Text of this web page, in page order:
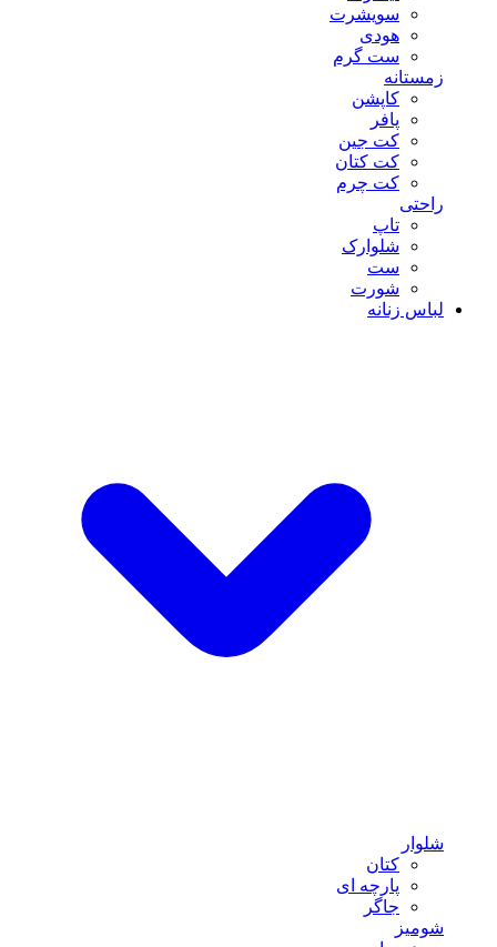
سویشرت
هودی
ست گرم
زمستانه
کاپشن
پافر
کت جین
کت کتان
کت چرم
راحتی
تاپ
شلوارک
ست
شورت
لباس زنانه
شلوار
کتان
پارچه ای
جاگر
شومیز